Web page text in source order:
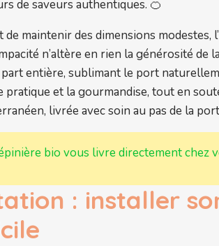
de saveurs authentiques. 🍊
maintenir des dimensions
n’altère en rien la générosité de
entière, sublimant le port
pratique et la gourmandise, tout en
livrée avec soin au pas de la
bio vous livre directement chez
: installer